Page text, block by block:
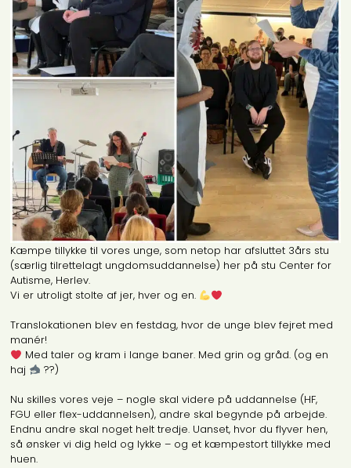
Kæmpe tillykke til vores unge, som netop har afsluttet 3års stu
(særlig tilrettelagt ungdomsuddannelse) her på stu Center for
Autisme, Herlev.
Vi er utroligt stolte af jer, hver og en.
Translokationen blev en festdag, hvor de unge blev fejret med
manér!
Med taler og kram i lange baner. Med grin og gråd. (og en
haj
??)
Nu skilles vores veje – nogle skal videre på uddannelse (HF,
FGU eller flex-uddannelsen), andre skal begynde på arbejde.
Endnu andre skal noget helt tredje. Uanset, hvor du flyver hen,
så ønsker vi dig held og lykke – og et kæmpestort tillykke med
huen.